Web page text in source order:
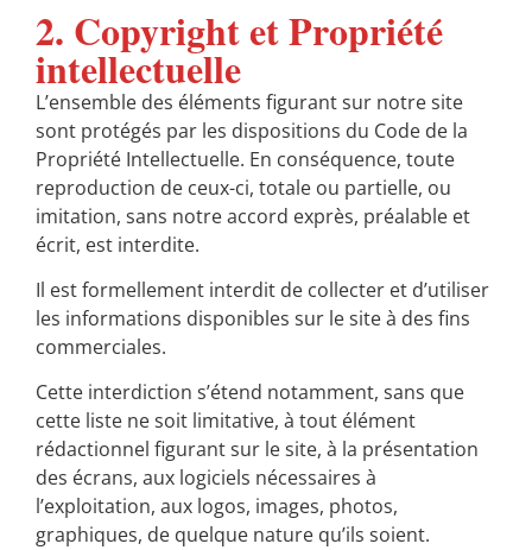
2. Copyright et Propriété
intellectuelle
L’ensemble des éléments figurant sur notre site
sont protégés par les dispositions du Code de la
Propriété Intellectuelle. En conséquence, toute
reproduction de ceux-ci, totale ou partielle, ou
imitation, sans notre accord exprès, préalable et
écrit, est interdite.
Il est formellement interdit de collecter et d’utiliser
les informations disponibles sur le site à des fins
commerciales.
Cette interdiction s’étend notamment, sans que
cette liste ne soit limitative, à tout élément
rédactionnel figurant sur le site, à la présentation
des écrans, aux logiciels nécessaires à
l’exploitation, aux logos, images, photos,
graphiques, de quelque nature qu’ils soient.